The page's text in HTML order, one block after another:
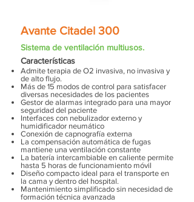
Avante Citadel 300
Sistema de ventilación multiusos.
Características
Admite terapia de O2 invasiva, no invasiva y
de alto flujo.
Más de 15 modos de control para satisfacer
diversas necesidades de los pacientes
Gestor de alarmas integrado para una mayor
seguridad del paciente
Interfaces con nebulizador externo y
humidificador neumático
Conexión de capnografía externa
La compensación automática de fugas
mantiene una ventilación constante
La batería intercambiable en caliente permite
hasta 5 horas de funcionamiento móvil
Diseño compacto ideal para el transporte en
la cama y dentro del hospital.
Mantenimiento simplificado sin necesidad de
formación técnica avanzada